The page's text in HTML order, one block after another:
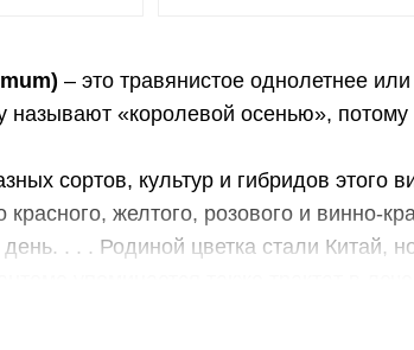
– это травянистое однолетнее
называют «королевой осенью»,
сортов, культур и гибридов этого
красного, желтого, розового и винно-
. . . Родиной цветка стали Китай,